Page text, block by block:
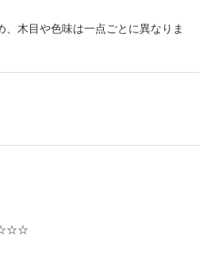
、木目や色味は一点ごとに異なりま